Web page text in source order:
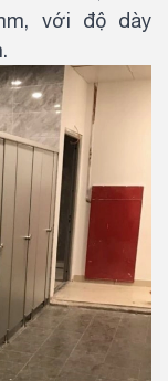
với độ dày